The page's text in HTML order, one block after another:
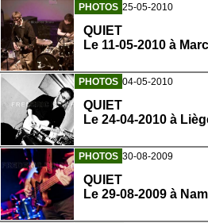
PHOTOS 25-05-2010
QUIET
Le 11-05-2010 à
PHOTOS 04-05-2010
QUIET
Le 24-04-2010 à
PHOTOS 30-08-2009
QUIET
Le 29-08-2009 à